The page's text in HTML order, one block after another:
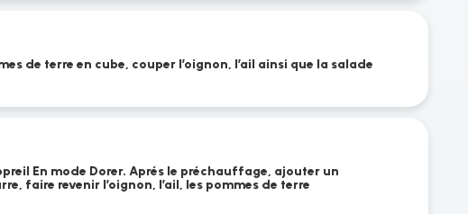
de terre en cube, couper l’oignon, l’ail ainsi que la salade
En mode Dorer. Aprés le préchauffage, ajouter un
faire revenir l’oignon, l’ail, les pommes de terre